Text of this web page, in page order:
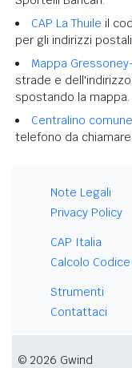
CAP La Thuile il
per gli indirizzi
Mappa
strade e
spostando la mappa.
Centralino
telefono da
Note Legali
Privacy Policy
CAP Italia
Calcolo
Strumenti
Contattaci
© 2026 Gwind